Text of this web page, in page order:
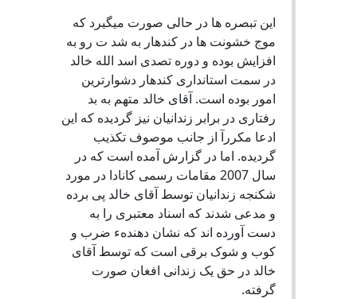
این تبصره ها در حالی صورت میگیرد که
موج خشونت ها در کندهار به شد ت رو به
افزایش بوده و دوره تصدی اسد الله خالد
در سمت استانداری کندهار دشوارترین
امور بوده است. آقای خالد متهم به بد
رفتاری در برابر زندانیان نیز گردیده که این
ادعا مکررآ از جانب موصوف تکذیب
گردیده. اما در گزارش آمده است که در
سال 2007 مقامات رسمی کانادا در مورد
شکنجه زندانیان توسط آقای خالد پی برده
و مدعی شدند که اسناد معتبری را به
دست آورده اند که نشان دهندهء ضرب و
کوب و شوک برقی است که توسط آقای
خالد در حق یک زندانی افغان صورت
گرفته.